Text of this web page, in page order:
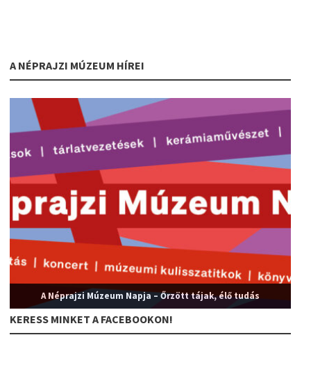
A NÉPRAJZI MÚZEUM HÍREI
A Néprajzi Múzeum Napja – Őrzött tájak, élő tudás
KERESS MINKET A FACEBOOKON!